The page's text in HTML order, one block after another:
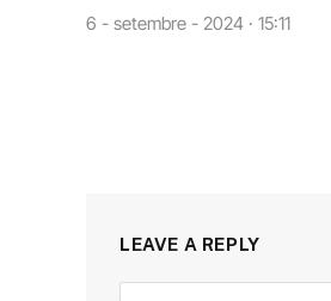
6 - setembre - 2024 · 15:11
LEAVE A REPLY